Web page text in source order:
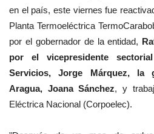
en el país, este viernes fue
Planta Termoeléctrica
por el gobernador de la entidad,
por el vicepresidente
Servicios, Jorge Márquez, la
Aragua, Joana Sánchez, y
Eléctrica Nacional (Corpoelec).